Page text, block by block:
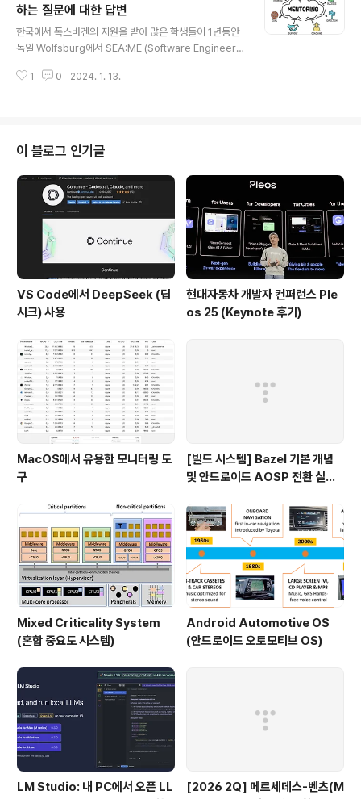
술 인터뷰이다. 일단 Management로부터 신규 FTE 승
인을 받고 나면 Hiring 프로세스가 시작된다. 그 시작은 J
D (Job Description) 작성이다. Hiring manager (보
통 팀 매니저/Lead)가 리딩하고 Senior 개발자와 함께
작성한다. JD에는 팀에서 ..
하는 질문에 대한 답변
한국에서 폭스바겐의 지원을 받아 많은 학생들이 1년동안
독일 Wolfsburg에서 SEA:ME (Software Engineerin
ame.space/ 프로그램에 참여하고 있다. SEA:ME 교육
고 있으며 분기당 한번정도 Wolfsburg에 방문하고 있다.
이번에는 그 프로그램에 참여하고 있는 학생들 약 10명이
멘토링을 받으로 베를린에 오기로 했고, 공통된 사전 질문
을 여러개 받았다. 대학생들이 독일에서 일하는 차량..
1 0 2024. 1. 13.
이 블로그 인기글
VS Code에서 DeepSeek (딥
시크) 사용
현대자동차 개발자 컨퍼런스 Ple
os 25 (Keynote 후기)
MacOS에서 유용한 모니터링 도
구
[빌드 시스템] Bazel 기본 개념
및 안드로이드 AOSP 전환 실패
Mixed Criticality System
(혼합 중요도 시스템)
Android Automotive OS
(안드로이드 오토모티브 OS)
LM Studio: 내 PC에서 오픈 LL
[2026 2Q] 메르세데스-벤츠(M